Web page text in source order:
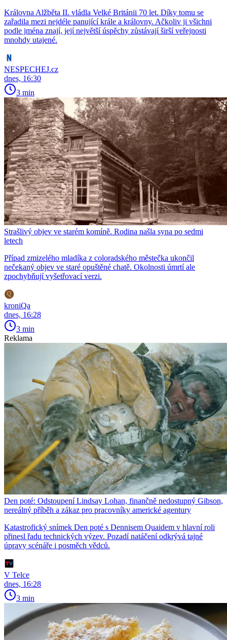
Královna Alžběta II. vládla Velké Británii 70 let. Díky tomu se
zařadila mezi nejdéle panující krále a královny. Ačkoliv ji všichni
podle jména znají, její největší úspěchy zůstávají širší veřejnosti
mnohdy utajené.
NESPECHEJ.cz
dnes, 16:30
3 min
Strašlivý objev ve starém komíně. Rodina našla syna po sedmi
letech
Případ zmizelého mladíka z coloradského městečka ukončil
nečekaný objev ve staré opuštěné chatě. Okolnosti úmrtí ale
zpochybňují vyšetřovací verzi.
kroniQa
dnes, 16:28
3 min
Reklama
Den poté: Odstoupení Lindsay Lohan, finančně nedostupný Gibson,
nereálný příběh a zákaz pro pracovníky americké agentury
Katastrofický snímek Den poté s Dennisem Quaidem v hlavní roli
přinesl řadu technických výzev. Pozadí natáčení odkrývá tajné
úpravy scénáře i posměch vědců.
V Telce
dnes, 16:28
3 min